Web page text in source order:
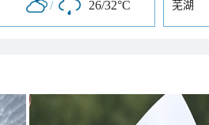
/ 26/32°C 芜湖